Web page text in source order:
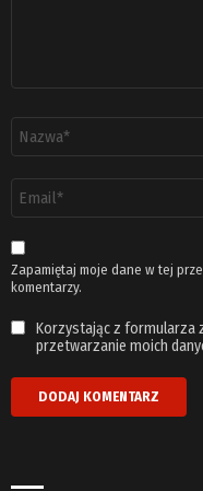
email
*
Zapamiętaj moje dane w tej
komentarzy.
Korzystając z formularza
przetwarzanie moich